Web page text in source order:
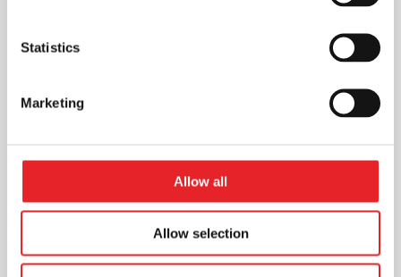
Statistics
Marketing
Allow all
Allow selection
Statistikos naudojimas reklamos
geresnius rezultatus
Rinkodara